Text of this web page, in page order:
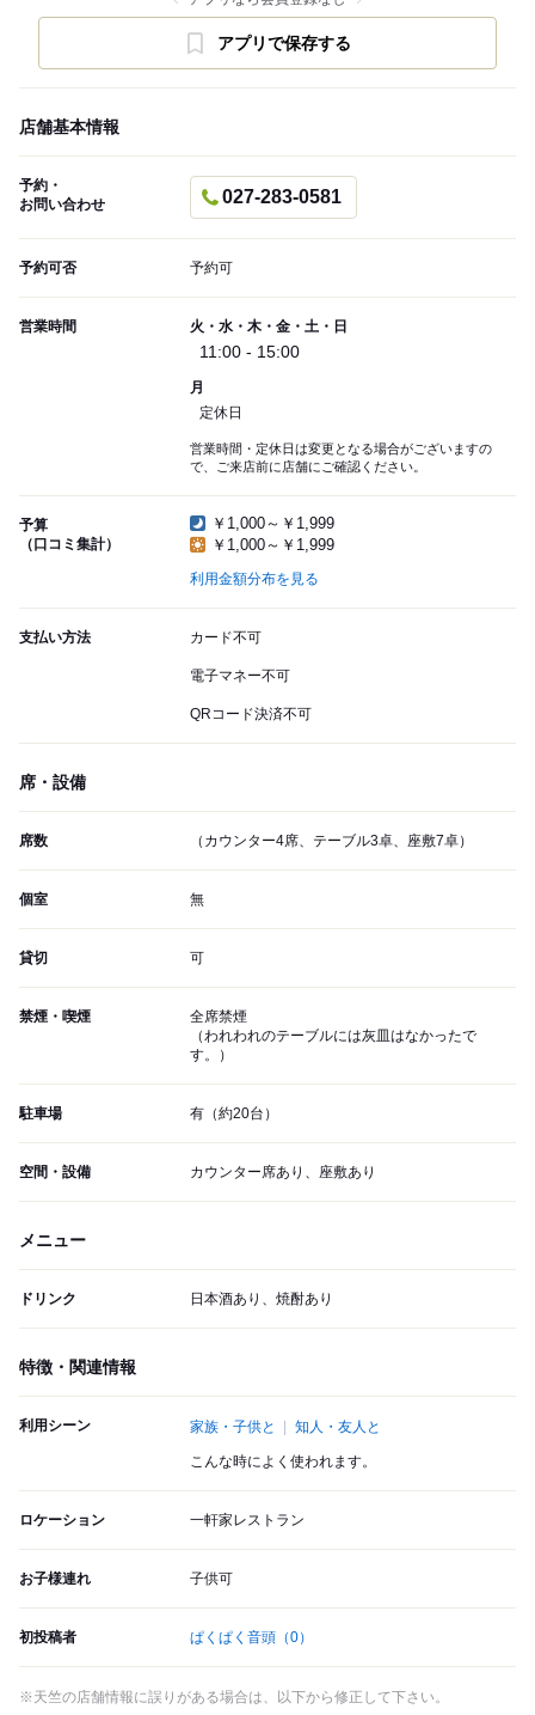
アプリで保存する
店舗基本情報
予約・
お問い合わせ
027-283-0581
予約可否 予約可
営業時間 火・水・木・金・土・日
11:00 - 15:00
月
定休日
営業時間・定休日は変更となる場合がございますの
で、ご来店前に店舗にご確認ください。
予算
（口コミ集計）
￥1,000～￥1,999
￥1,000～￥1,999
利用金額分布を見る
支払い方法 カード不可
電子マネー不可
QRコード決済不可
席・設備
席数 （カウンター4席、テーブル3卓、座敷7卓）
個室 無
貸切 可
禁煙・喫煙
全席禁煙
（われわれのテーブルには灰皿はなかったで
す。）
駐車場 有（約20台）
空間・設備 カウンター席あり、座敷あり
メニュー
ドリンク 日本酒あり、焼酎あり
特徴・関連情報
利用シーン 家族・子供と 知人・友人と
こんな時によく使われます。
ロケーション 一軒家レストラン
お子様連れ 子供可
初投稿者 ぱくぱく音頭 （0）
※天竺の店舗情報に誤りがある場合は、以下から修正して下さい。